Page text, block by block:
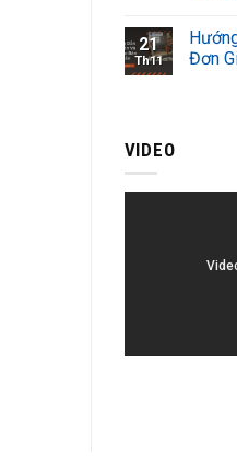
21
Th11
Đơn
VIDEO